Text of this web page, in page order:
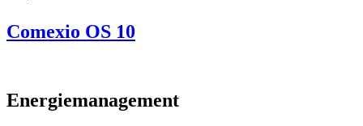
Comexio OS 10
Energiemanagement